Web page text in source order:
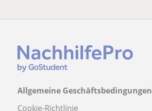
Allgemeine Geschäftsbedingungen
Cookie-Richtlinie